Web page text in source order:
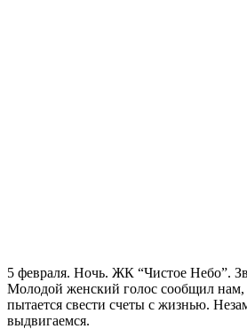
5 февраля. Ночь. ЖК “Чистое Небо”.
Молодой женский голос сообщил нам,
пытается свести счеты с жизнью.
выдвигаемся.